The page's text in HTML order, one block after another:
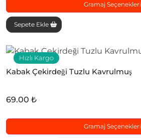
Gramaj Seçenekleri
Sepete Ekle
Hızlı Kargo
Kabak Çekirdeği Tuzlu Kavrulmuş
69.00 ₺
Gramaj Seçenekleri